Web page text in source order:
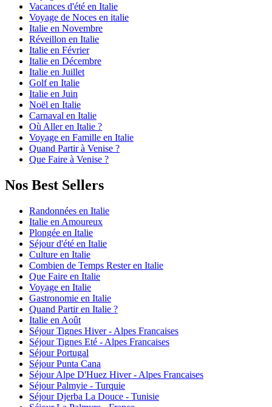
Vacances d'été en Italie
Voyage de Noces en italie
Italie en Novembre
Réveillon en Italie
Italie en Février
Italie en Décembre
Italie en Juillet
Golf en Italie
Italie en Juin
Noël en Italie
Carnaval en Italie
Où Aller en Italie ?
Voyage en Famille en Italie
Quand Partir à Venise ?
Que Faire à Venise ?
Nos Best Sellers
Randonnées en Italie
Italie en Amoureux
Plongée en Italie
Séjour d'été en Italie
Culture en Italie
Combien de Temps Rester en Italie
Que Faire en Italie
Voyage en Italie
Gastronomie en Italie
Quand Partir en Italie ?
Italie en Août
Séjour Tignes Hiver - Alpes Francaises
Séjour Tignes Eté - Alpes Francaises
Séjour Portugal
Séjour Punta Cana
Séjour Alpe D'Huez Hiver - Alpes Francaises
Séjour Palmyie - Turquie
Séjour Djerba La Douce - Tunisie